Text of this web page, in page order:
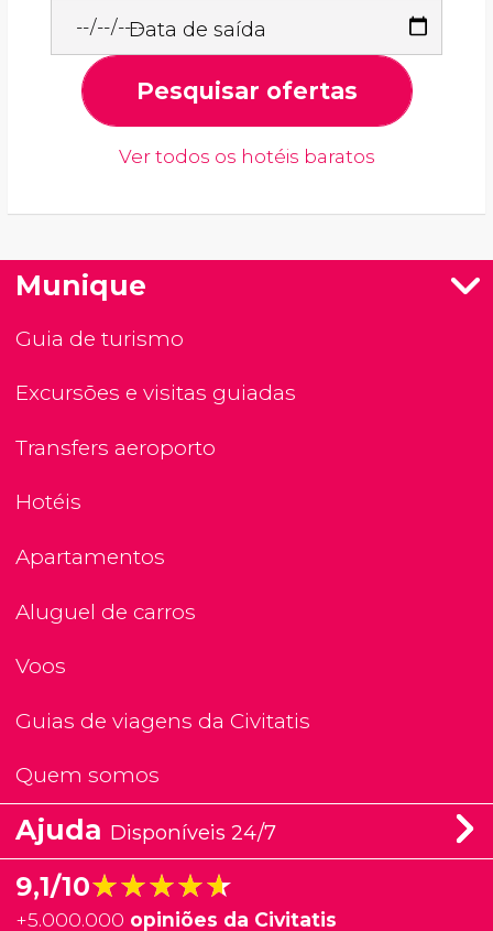
Data de saída
Pesquisar ofertas
Ver todos os hotéis baratos
Munique
Guia de turismo
Excursões e visitas guiadas
Transfers aeroporto
Hotéis
Apartamentos
Aluguel de carros
Voos
Guias de viagens da Civitatis
Quem somos
Ajuda Disponíveis 24/7
9,1/10★★★★★
★★★★★
+5.000.000 opiniões da Civitatis